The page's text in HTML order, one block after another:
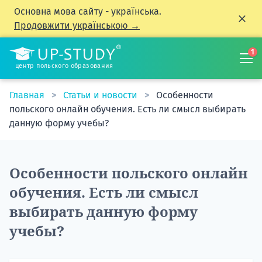
Основна мова сайту - українська.
Продовжити українською →
центр польского образования
1
Главная Статьи и новости
Особенности
польского онлайн обучения. Есть ли смысл выбирать
данную форму учебы?
Особенности польского онлайн
обучения. Есть ли смысл
выбирать данную форму
учебы?